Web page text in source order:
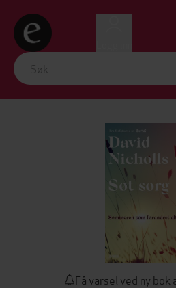
Få varsel ved ny